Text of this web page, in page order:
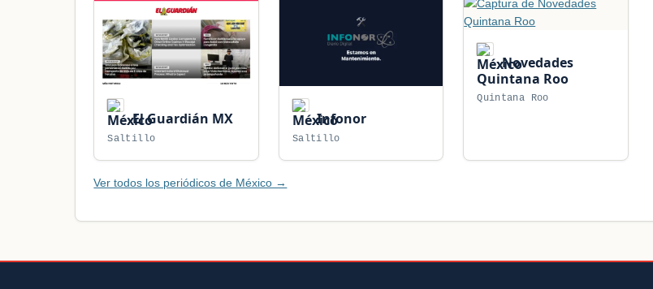
El Guardián MX
Saltillo
Infonor
Saltillo
Novedades
Quintana Roo
Quintana Roo
Ver todos los periódicos de México →